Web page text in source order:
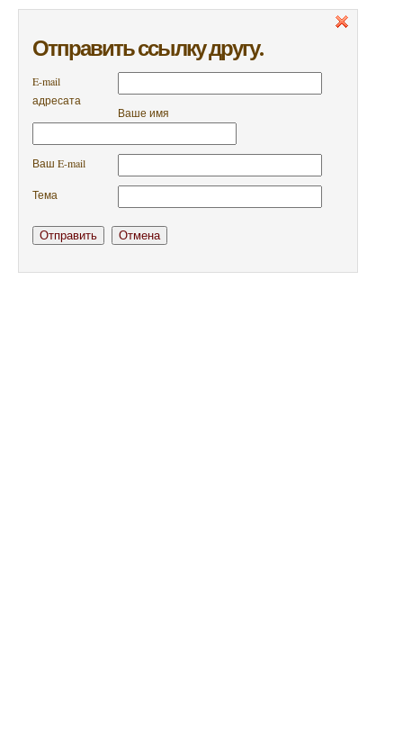
Отправить ссылку другу.
E-mail
адресата
Ваше имя
Ваш E-mail
Тема
Отправить Отмена